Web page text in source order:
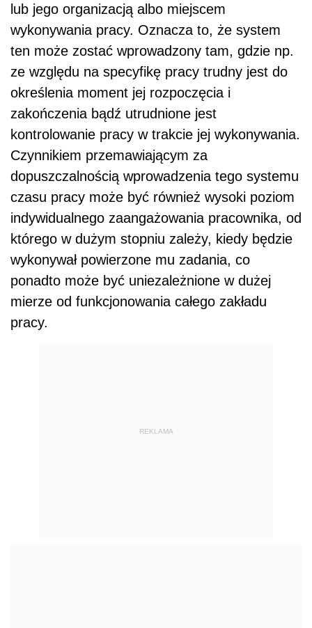
lub jego organizacją albo miejscem
wykonywania pracy. Oznacza to, że system
ten może zostać wprowadzony tam, gdzie np.
ze względu na specyfikę pracy trudny jest do
określenia moment jej rozpoczęcia i
zakończenia bądź utrudnione jest
kontrolowanie pracy w trakcie jej wykonywania.
Czynnikiem przemawiającym za
dopuszczalnością wprowadzenia tego systemu
czasu pracy może być również wysoki poziom
indywidualnego zaangażowania pracownika, od
którego w dużym stopniu zależy, kiedy będzie
wykonywał powierzone mu zadania, co
ponadto może być uniezależnione w dużej
mierze od funkcjonowania całego zakładu
pracy.
REKLAMA